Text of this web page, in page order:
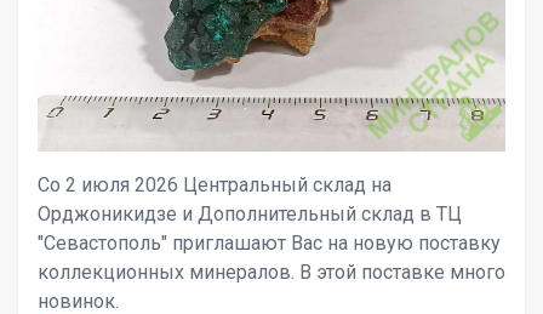
Со 2 июля 2026 Центральный склад на
Орджоникидзе и Дополнительный склад в ТЦ
"Севастополь" приглашают Вас на новую поставку
коллекционных минералов. В этой поставке много
новинок.